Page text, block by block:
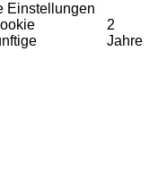
Einstellungen
2
Jahre